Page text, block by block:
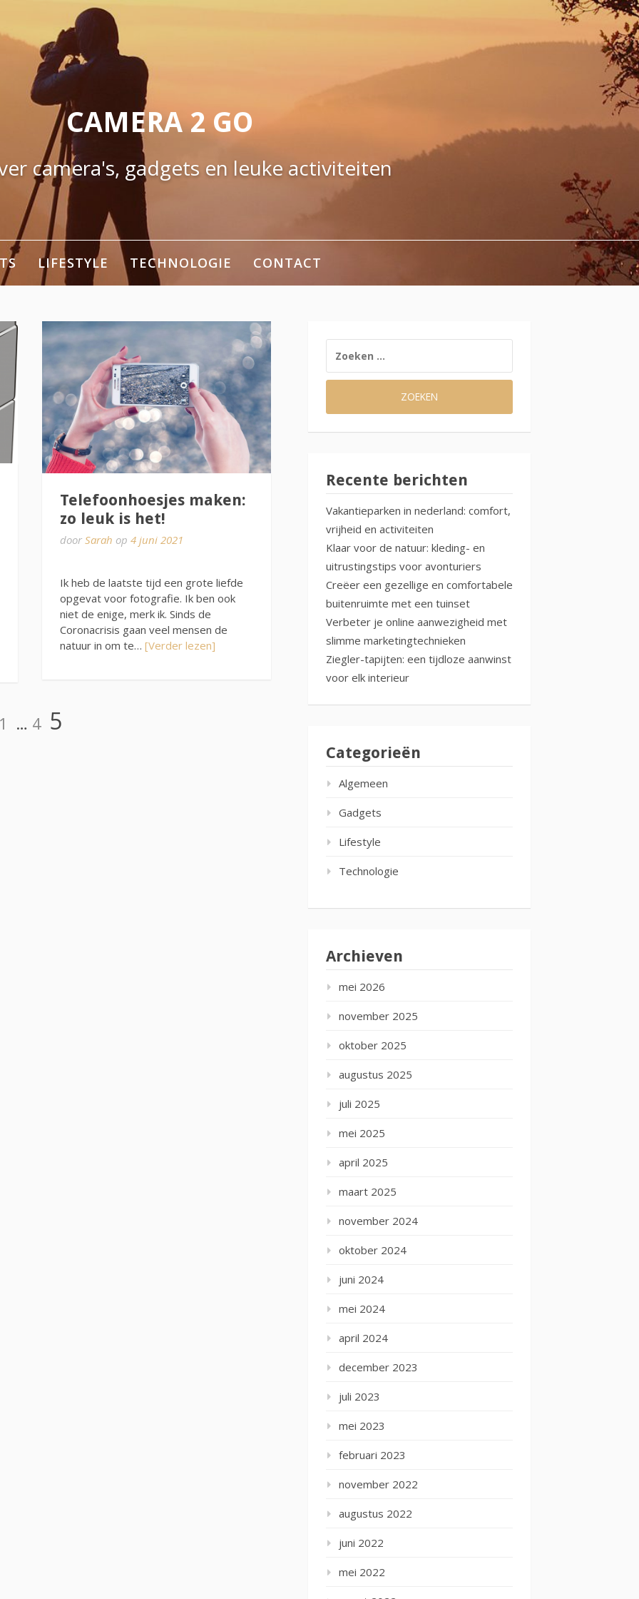
CAMERA 2 GO
camera's, gadgets en leuke activiteiten
LIFESTYLE TECHNOLOGIE CONTACT
Telefoonhoesjes maken:
zo leuk is het!
door Sarah op 4 juni 2021
Ik heb de laatste tijd een grote liefde
opgevat voor fotografie. Ik ben ook
niet de enige, merk ik. Sinds de
Coronacrisis gaan veel mensen de
natuur in om te… [Verder lezen]
Pagina
1 … Pagina
4 Pagina
5
NAAR:
Recente berichten
Vakantieparken in nederland: comfort,
vrijheid en activiteiten
Klaar voor de natuur: kleding- en
uitrustingstips voor avonturiers
Creëer een gezellige en comfortabele
buitenruimte met een tuinset
Verbeter je online aanwezigheid met
slimme marketingtechnieken
Ziegler-tapijten: een tijdloze aanwinst
voor elk interieur
Categorieën
Algemeen
Gadgets
Lifestyle
Technologie
Archieven
mei 2026
november 2025
oktober 2025
augustus 2025
juli 2025
mei 2025
april 2025
maart 2025
november 2024
oktober 2024
juni 2024
mei 2024
april 2024
december 2023
juli 2023
mei 2023
februari 2023
november 2022
augustus 2022
juni 2022
mei 2022